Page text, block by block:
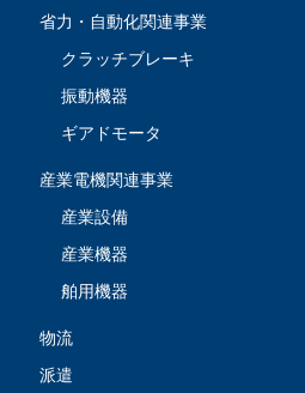
省力・自動化関連事業
クラッチブレーキ
振動機器
ギアドモータ
産業電機関連事業
産業設備
産業機器
舶用機器
物流
派遣